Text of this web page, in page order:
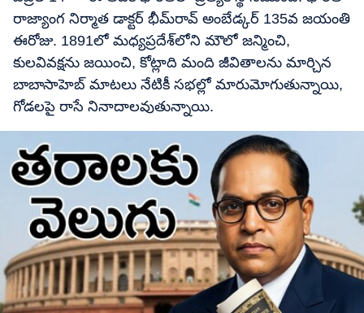
రాజ్యాంగ నిర్మాత డాక్టర్ భీమ్‌రావ్ అంబేడ్కర్ 135వ జయంతి
ఈరోజు. 1891లో మధ్యప్రదేశ్‌లోని మౌలో జన్మించి,
కులవివక్షను జయించి, కోట్లాది మంది జీవితాలను మార్చిన
బాబాసాహెబ్ మాటలు నేటికీ సభల్లో మారుమోగుతున్నాయి,
గోడలపై రాసే నినాదాలవుతున్నాయి.